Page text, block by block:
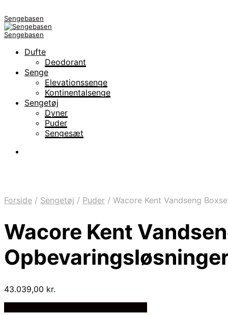
Sengebasen
Sengebasen
Dufte
Deodorant
Senge
Elevationssenge
Kontinentalsenge
Sengetøj
Dyner
Puder
Sengesæt
Forside / Sengetøj / Puder / Wacore Kent Vandseng
Wacore Kent
43.039,00 kr.